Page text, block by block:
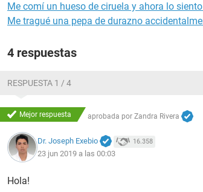
Me comí un hueso de ciruela y ahora lo
Me tragué una pepa de durazno
4 respuestas
RESPUESTA 1 / 4
Mejor respuesta aprobada por Zandra Rivera
Dr. Joseph Exebio 16.358
23 jun 2019 a las 00:03
Hola!